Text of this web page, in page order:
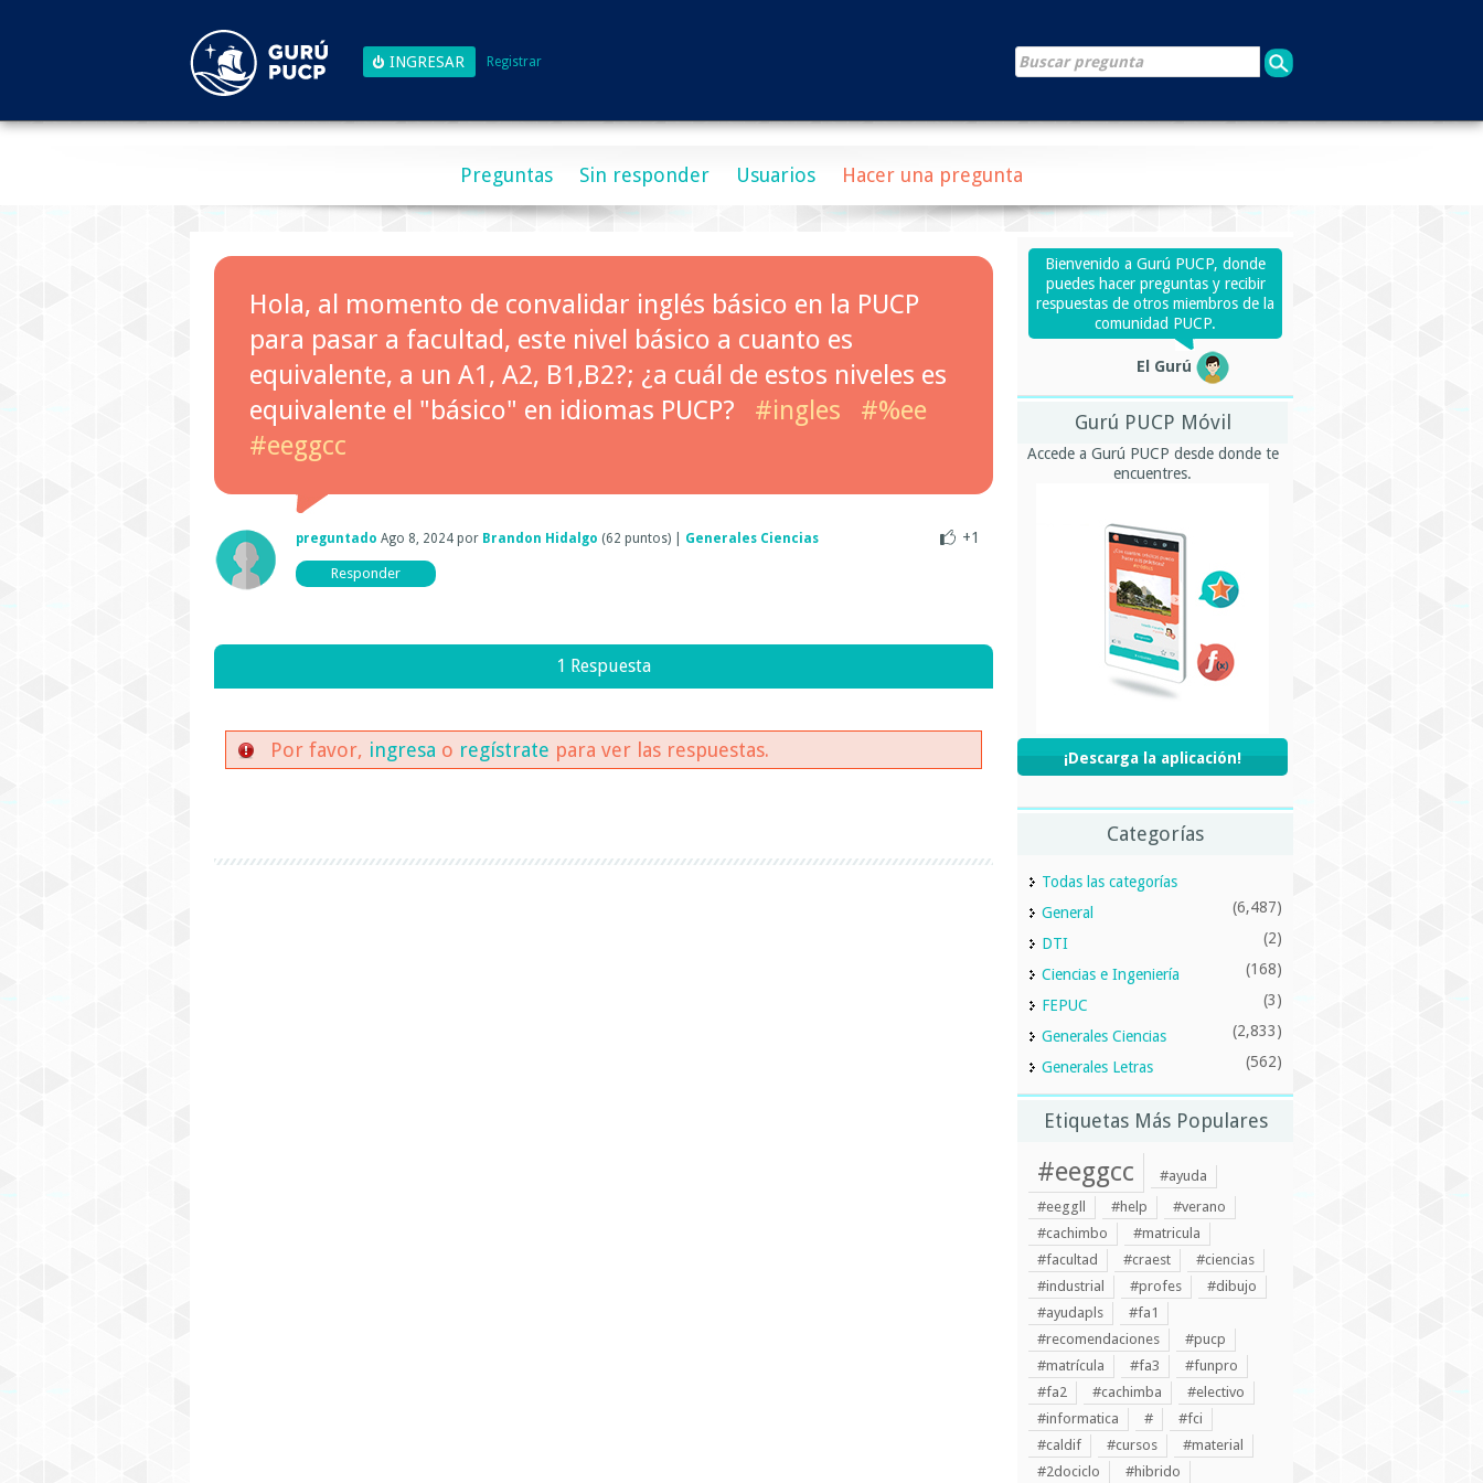
Registrar
Preguntas Sin responder Usuarios Hacer una pregunta
Hola, al momento de convalidar inglés básico en la PUCP
para pasar a facultad, este nivel básico a cuanto es
equivalente, a un A1, A2, B1,B2?; ¿a cuál de estos niveles es
equivalente el "básico" en idiomas PUCP?
#ingles
#%ee
#eeggcc
+1
preguntado Ago 8, 2024 por Brandon Hidalgo (62 puntos) Generales Ciencias
1 Respuesta
Por favor, ingresa o regístrate para ver las respuestas.
Bienvenido a Gurú PUCP, donde
puedes hacer preguntas y recibir
respuestas de otros miembros de la
comunidad PUCP.
El Gurú
Gurú PUCP Móvil
Accede a Gurú PUCP desde donde te
encuentres.
¡Descarga la aplicación!
Categorías
Todas las categorías
General
(6,487)
DTI (2)
Ciencias e Ingeniería (168)
FEPUC (3)
Generales Ciencias (2,833)
Generales Letras (562)
Etiquetas Más Populares
#eeggcc
#ayuda
#eeggll
#help
#verano
#cachimbo
#matricula
#facultad
#craest
#ciencias
#industrial
#profes
#dibujo
#ayudapls
#fa1
#recomendaciones
#pucp
#matrícula
#fa3
#funpro
#fa2
#cachimba
#electivo
#informatica
#
#fci
#caldif
#cursos
#material
#2dociclo
#hibrido